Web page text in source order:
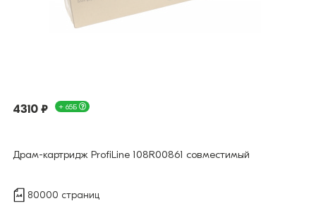
4310 ₽ + 65Б
Драм-картридж ProfiLine 108R00861 совместимый
80000 страниц